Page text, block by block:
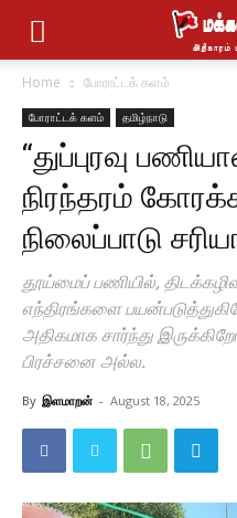
Home போராட்டக் களம்
போராட்டக் களம் தமிழ்நாடு
“துப்புரவு
நிரந்தரம்
நிலைப்பாடு
தூய்மைப் பணியில்,
எந்திரங்களை
அதிகமாக சார்ந்து
பிரச்சனை அல்ல.
By இளமாறன் - August 18, 2025